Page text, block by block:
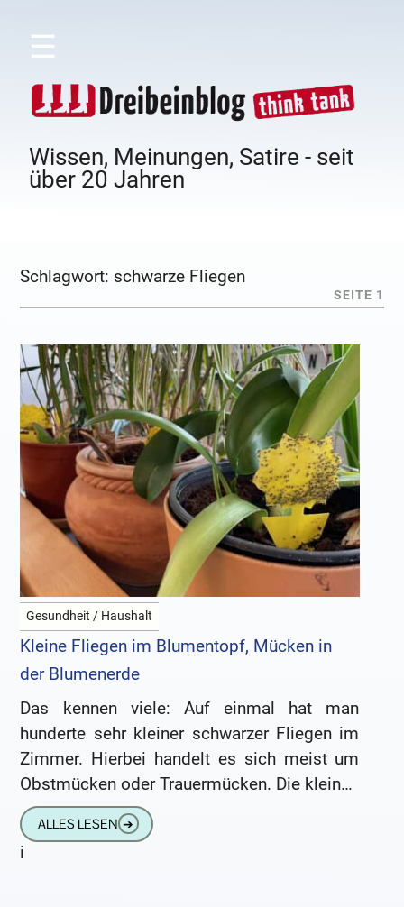
☰
Wissen, Meinungen, Satire - seit
über 20 Jahren
Schlagwort: schwarze Fliegen
SEITE 1
Gesundheit / Haushalt
Kleine Fliegen im Blumentopf, Mücken in
der Blumenerde
Das kennen viele: Auf einmal hat man
hunderte sehr kleiner schwarzer Fliegen im
Zimmer. Hierbei handelt es sich meist um
Obstmücken oder Trauermücken. Die kleinen
Tiere kommen zu fast 100%
ALLES LESEN ➔
i